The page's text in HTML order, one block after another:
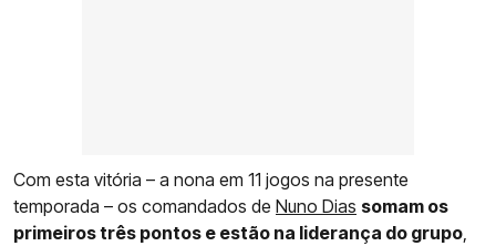
Com esta vitória – a nona em 11 jogos na presente
temporada – os comandados de Nuno Dias somam os
primeiros três pontos e estão na liderança do grupo,